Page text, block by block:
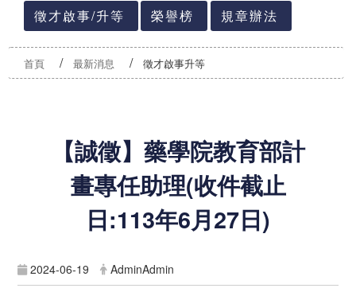
徵才啟事/升等 榮譽榜 規章辦法
首頁 最新消息 徵才啟事升等
【誠徵】藥學院教育部計
畫專任助理(收件截止
日:113年6月27日)
2024-06-19 AdminAdmin